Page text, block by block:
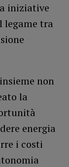
iniziative
legame tra
non
la
energia
i costi